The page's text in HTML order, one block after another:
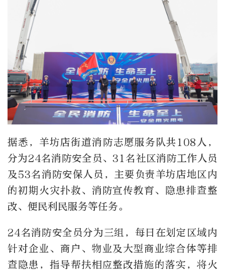
据悉，羊坊店街道消防志愿服务队共 108 人，
分为24名消防安全员、31名社区消防工作人员
及53名消防安保人员，主要负责羊坊店地区内
的初期火灾扑救、消防宣传教育、隐患排查整
改、便民利民服务等任务。
24名消防安全员分为三组，每日在划定区域内
针对企业、商户、物业及大型商业综合体等排
查隐患，指导帮扶相应整改措施的落实，将火